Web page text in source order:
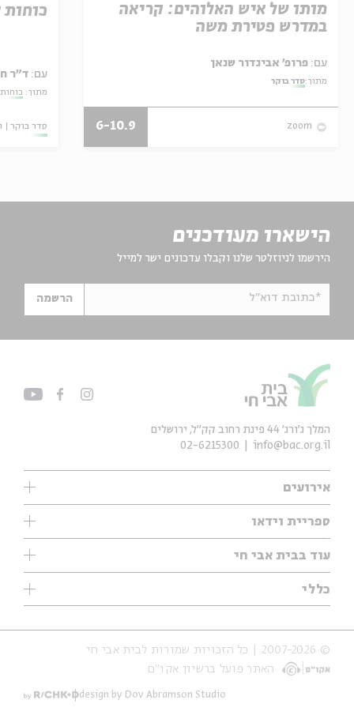
מותו של איש האלוהים: קריאה
במדרש פטירת משה
עם:
מתוך:סדר בוקר
zoom
6-10.9
עם: ד"ר
מתוך:
סדר בוקר
הישארו מעודכנים
הירשמו לניוזלטר שלנו וקבלו עדכונים ישר למייל
*כתובת דוא"ל הרשמה
אירועים
עיון
אנגלית
נוער
סדרות
אירועי עבר
אירועים בירושלים
ספריית וידאו
ילדים
מוזיקה
עיון
מיוחדים
עוד בבית אבי חי
תערוכות
מיוחדים
כללי
אודות
הצהרת נגישות
תנאי שימוש והצהרת פרטיות
המלך ג'ורג' 44 פינת רחוב קק״ל, ירושלים
info@bac.org.il
02-6215300
© 2007-2026 | כל הזכויות שמורות לבית אבי חי
האתר פועל ברשיון אקו״ם
design by Dov Abramson Studio